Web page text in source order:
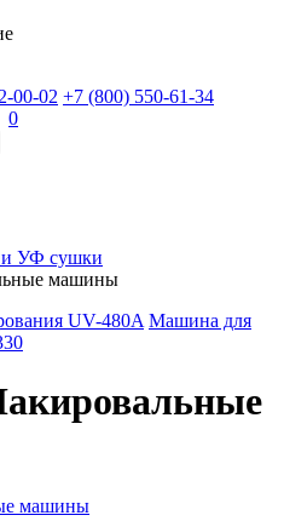
00-02 +7 (800) 550-61-34
0
и УФ сушки
машины
UV-480A Машина для